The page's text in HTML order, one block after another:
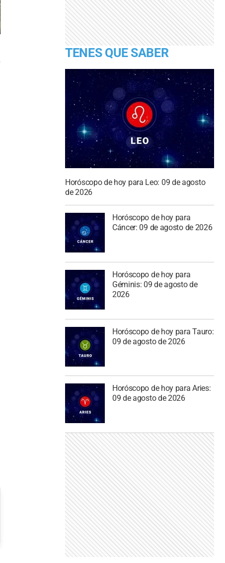
TENES QUE SABER
Horóscopo de hoy para Leo: 09 de agosto
de 2026
Horóscopo de hoy para
Cáncer: 09 de agosto de 2026
Horóscopo de hoy para
Géminis: 09 de agosto de
2026
Horóscopo de hoy para Tauro:
09 de agosto de 2026
Horóscopo de hoy para Aries:
09 de agosto de 2026